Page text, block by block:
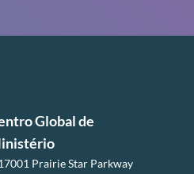
Global de
Prairie Star Parkway